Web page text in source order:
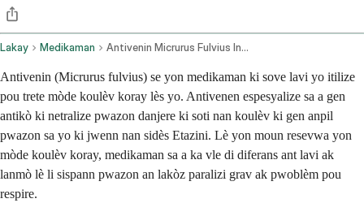
Lakay Medikaman Antivenin Micrurus Fulvius Intravenous Route
Antivenin (Micrurus fulvius) se yon medikaman ki sove lavi yo itilize
pou trete mòde koulèv koray lès yo. Antivenen espesyalize sa a gen
antikò ki netralize pwazon danjere ki soti nan koulèv ki gen anpil
pwazon sa yo ki jwenn nan sidès Etazini. Lè yon moun resevwa yon
mòde koulèv koray, medikaman sa a ka vle di diferans ant lavi ak
lanmò lè li sispann pwazon an lakòz paralizi grav ak pwoblèm pou
respire.